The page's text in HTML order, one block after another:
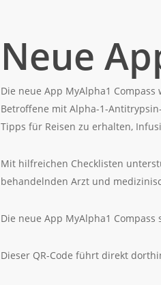
Neue
Die neue App MyAlpha1 Compass
Betroffene mit Alpha-1-
Tipps für Reisen zu erhalten,
Mit hilfreichen Checklisten
behandelnden Arzt und
Die neue App MyAlpha1
Dieser QR-Code führt direkt